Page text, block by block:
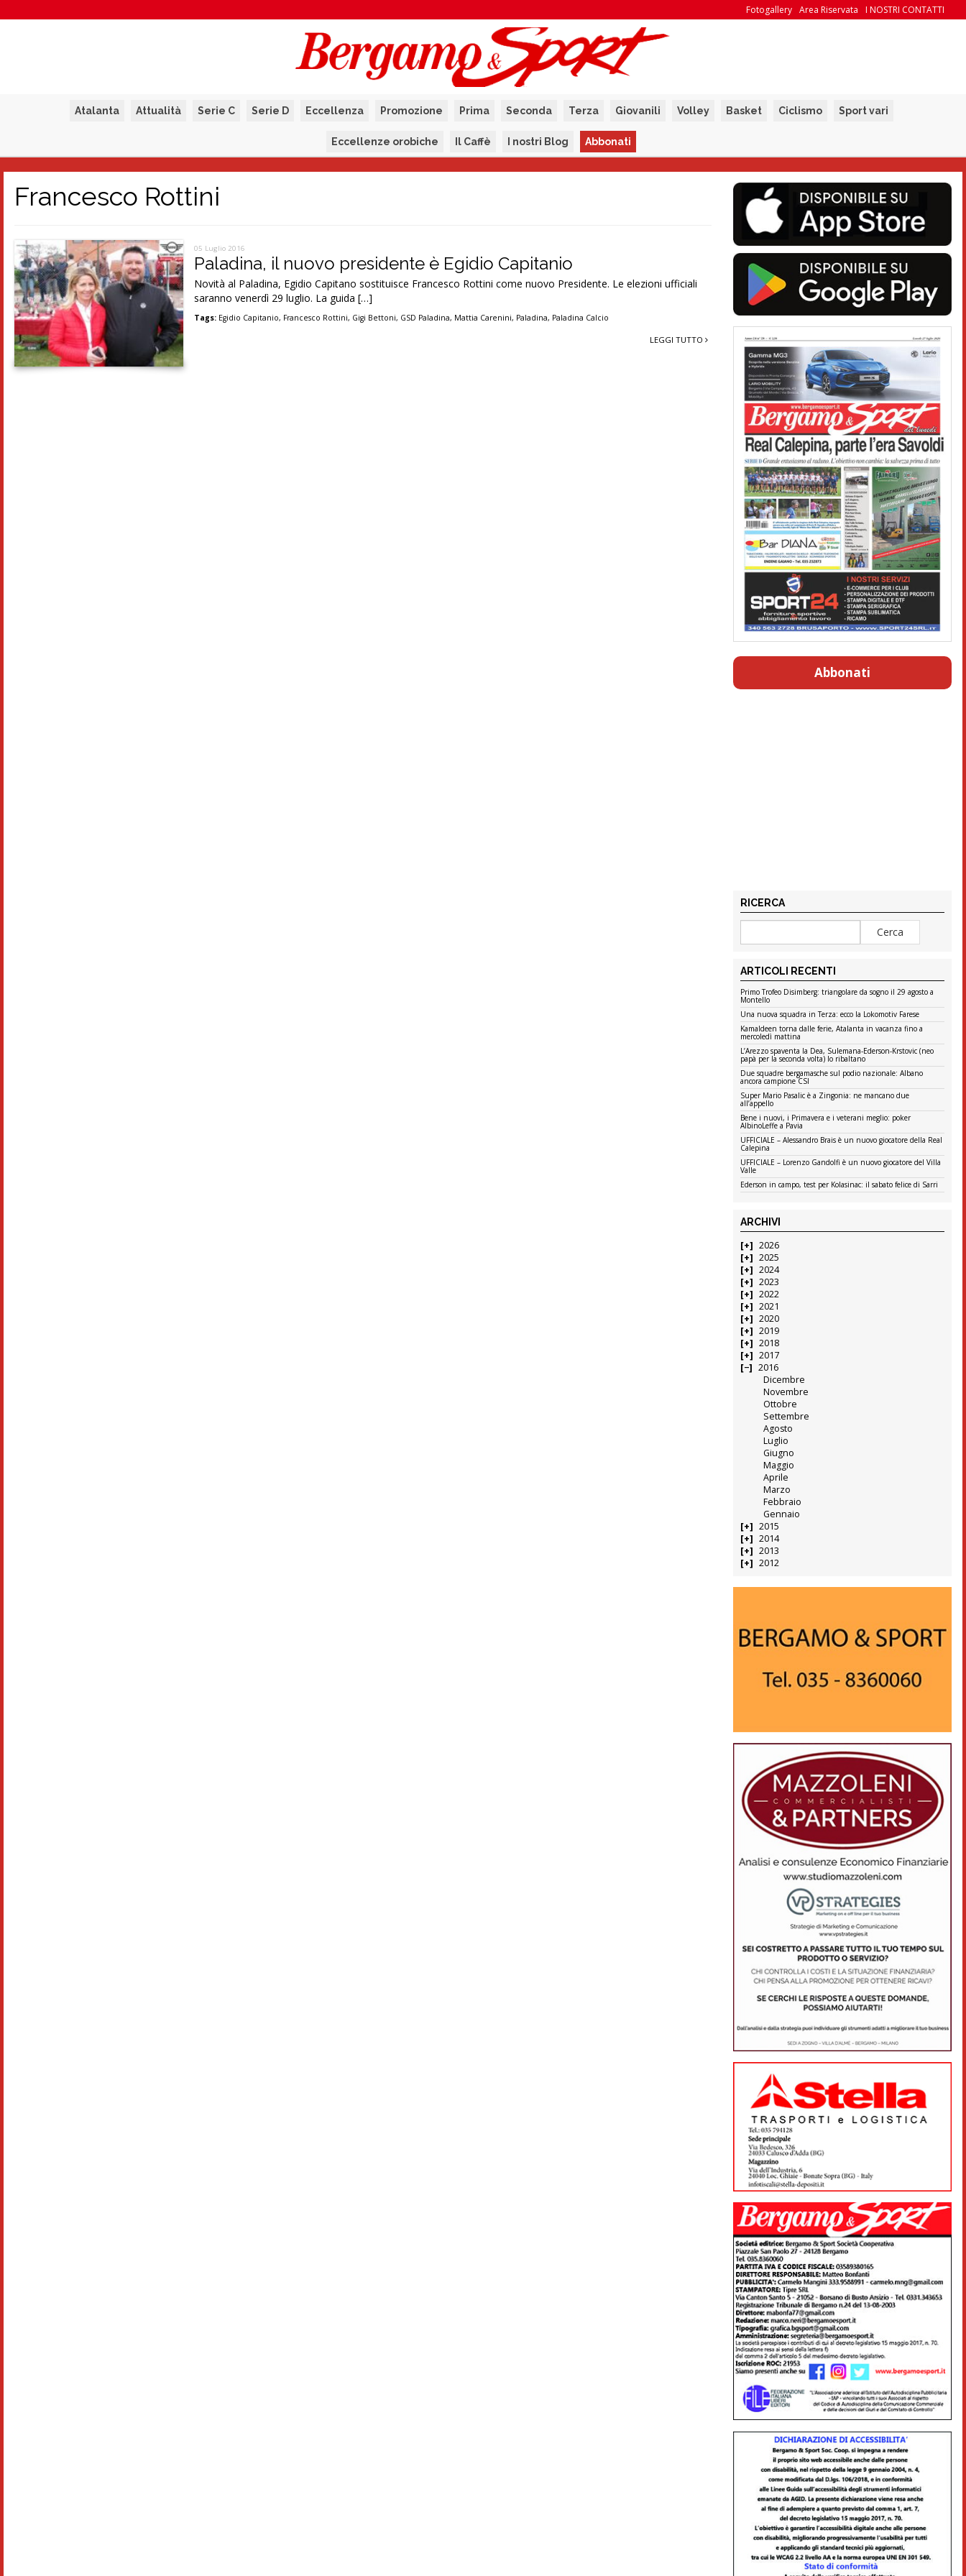
I NOSTRI CONTATTI
Area Riservata
Fotogallery
Atalanta Attualità Serie C Serie D Eccellenza Promozione Prima Seconda Terza Giovanili Volley Basket Ciclismo Sport vari
Eccellenze orobiche Il Caffè I nostri Blog Abbonati
Francesco Rottini
05 Luglio 2016
Paladina, il nuovo presidente è Egidio Capitanio
Novità al Paladina, Egidio Capitano sostituisce Francesco Rottini come nuovo Presidente. Le elezioni ufficiali
saranno venerdì 29 luglio. La guida […]
Tags: Egidio Capitanio, Francesco Rottini, Gigi Bettoni, GSD Paladina, Mattia Carenini, Paladina, Paladina Calcio
LEGGI TUTTO
Abbonati
RICERCA
ARTICOLI RECENTI
Primo Trofeo Disimberg: triangolare da sogno il 29 agosto a
Montello
Una nuova squadra in Terza: ecco la Lokomotiv Farese
Kamaldeen torna dalle ferie, Atalanta in vacanza fino a
mercoledì mattina
L’Arezzo spaventa la Dea, Sulemana-Ederson-Krstovic (neo
papà per la seconda volta) lo ribaltano
Due squadre bergamasche sul podio nazionale: Albano
ancora campione CSI
Super Mario Pasalic è a Zingonia: ne mancano due
all’appello
Bene i nuovi, i Primavera e i veterani meglio: poker
AlbinoLeffe a Pavia
UFFICIALE – Alessandro Brais è un nuovo giocatore della Real
Calepina
UFFICIALE – Lorenzo Gandolfi è un nuovo giocatore del Villa
Valle
Ederson in campo, test per Kolasinac: il sabato felice di Sarri
ARCHIVI
2026
2025
2024
2023
2022
2021
2020
2019
2018
2017
2016
Dicembre
Novembre
Ottobre
Settembre
Agosto
Luglio
Giugno
Maggio
Aprile
Marzo
Febbraio
Gennaio
2015
2014
2013
2012